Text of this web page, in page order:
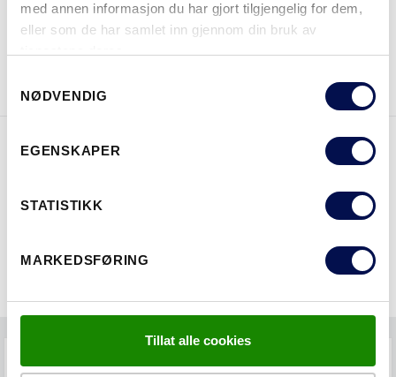
med annen informasjon du har gjort tilgjengelig for dem,
eller som de har samlet inn gjennom din bruk av
Selection
NØDVENDIG
EGENSKAPER
STATISTIKK
MARKEDSFØRING
Tillat alle cookies
LAST NED BROSJYRE KONTAKT OSS
FAQS